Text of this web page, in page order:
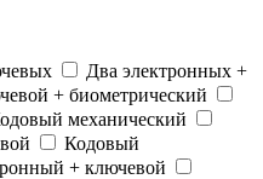
Два электронныx +
+ биометрический
механический
Кодовый
+ ключевой